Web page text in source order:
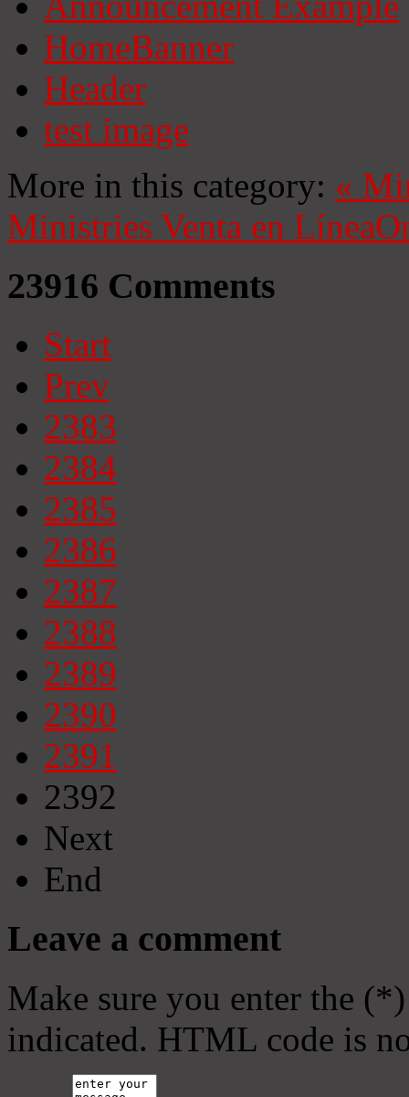
HomeBanner
Header
test image
More in this category: «
Ministries Venta en Línea
23916 Comments
Start
Prev
2383
2384
2385
2386
2387
2388
2389
2390
2391
2392
Next
End
Leave a comment
Make sure you enter the
indicated. HTML code is